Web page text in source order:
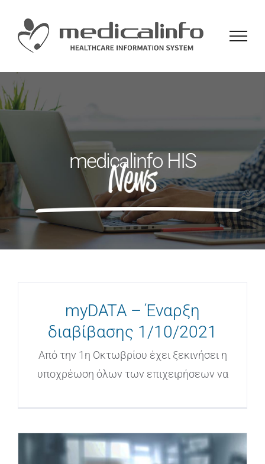
content
medicalinfo HIS
myDATA – Έναρξη
διαβίβασης 1/10/2021
Από την 1η Οκτωβρίου έχει ξεκινήσει η
υποχρέωση όλων των επιχειρήσεων να